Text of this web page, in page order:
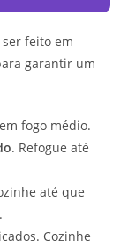
feito em
garantir um
fogo médio.
. Refogue até
até que
Cozinhe